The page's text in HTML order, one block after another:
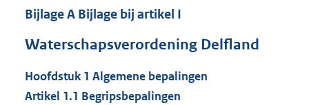
BijlageA Bijlage bij artikel I
Waterschapsverordening Delfland
Hoofdstuk 1 Algemene bepalingen
Artikel 1.1 Begripsbepalingen